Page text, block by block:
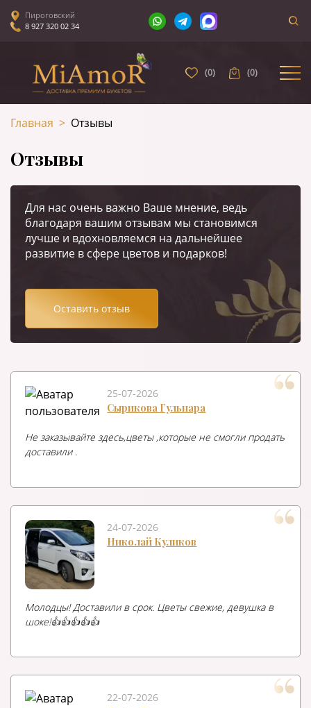
Пироговский
8 927 320 02 34
(0) (0)
Главная > Отзывы
Отзывы
Для нас очень важно Ваше мнение, ведь
благодаря вашим отзывам мы становимся
лучше и вдохновляемся на дальнейшее
развитие в сфере цветов и подарков!
Оставить отзыв
25-07-2026
Сырикова Гульнара
Не заказывайте здесь,цветы ,которые не смогли продать
доставили .
24-07-2026
Николай Куликов
Молодцы! Доставили в срок. Цветы свежие, девушка в
шоке!👍👍👍👍👍
22-07-2026